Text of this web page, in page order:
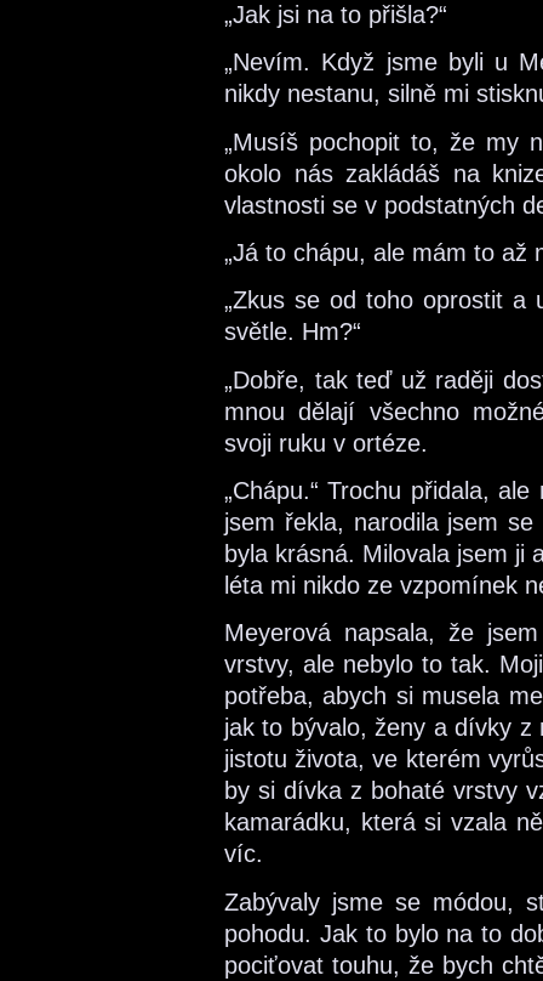
„Jak jsi na to přišla?“
„Nevím. Když jsme byli u
nikdy nestanu, silně mi
„Musíš pochopit to, že my
okolo nás zakládáš na
vlastnosti se v podstatných
„Já to chápu, ale mám to až
„Zkus se od toho oprostit a
světle. Hm?“
„Dobře, tak teď už raději
mnou dělají všechno
svoji ruku v ortéze.
„Chápu.“ Trochu přidala,
jsem řekla, narodila jsem
byla krásná. Milovala jsem ji
léta mi nikdo ze vzpomínek
Meyerová napsala, že
vrstvy, ale nebylo to tak.
potřeba, abych si musela
jak to bývalo, ženy a dívky z
jistotu života, ve kterém
by si dívka z bohaté vrstvy
kamarádku, která si vzala
víc.
Zabývaly jsme se módou,
pohodu. Jak to bylo na to
pociťovat touhu, že bych